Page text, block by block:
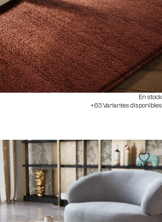
En stock
+63 Variantes disponibles